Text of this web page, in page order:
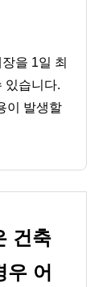
을 1일 최
있습니다.
이 발생할
건축
우 어